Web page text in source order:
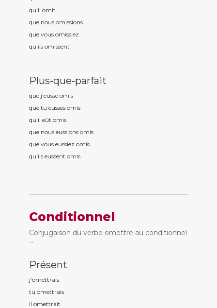
qu'il omît
que nous omissions
que vous omissiez
qu'ils omissent
Plus-que-parfait
que j'eusse omis
que tu eusses omis
qu'il eût omis
que nous eussions omis
que vous eussiez omis
qu'ils eussent omis
Conditionnel
Conjugaison du verbe omettre au conditionnel
...
Présent
j'omettrais
tu omettrais
il omettrait